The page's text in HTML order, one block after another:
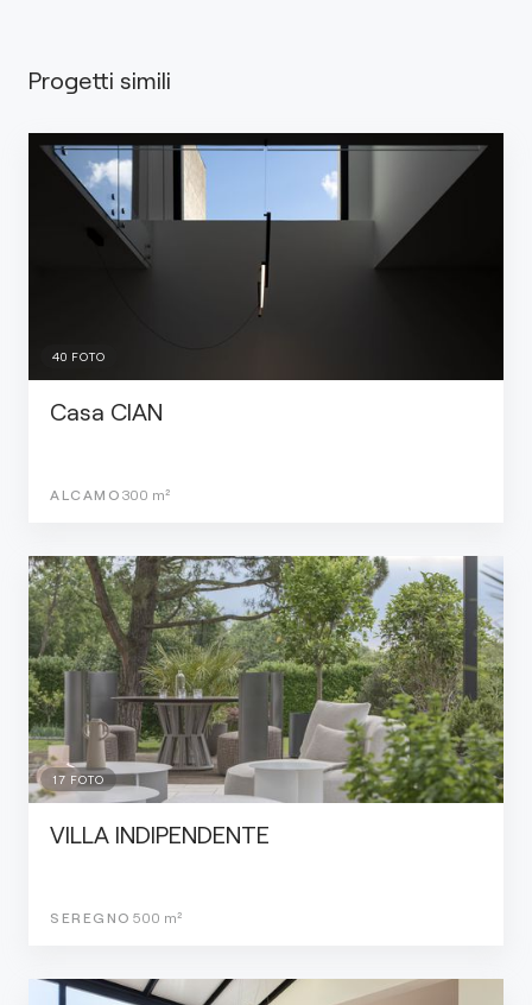
Progetti simili
40 FOTO
Casa CIAN
ALCAMO 300 m²
17 FOTO
VILLA INDIPENDENTE
SEREGNO 500 m²